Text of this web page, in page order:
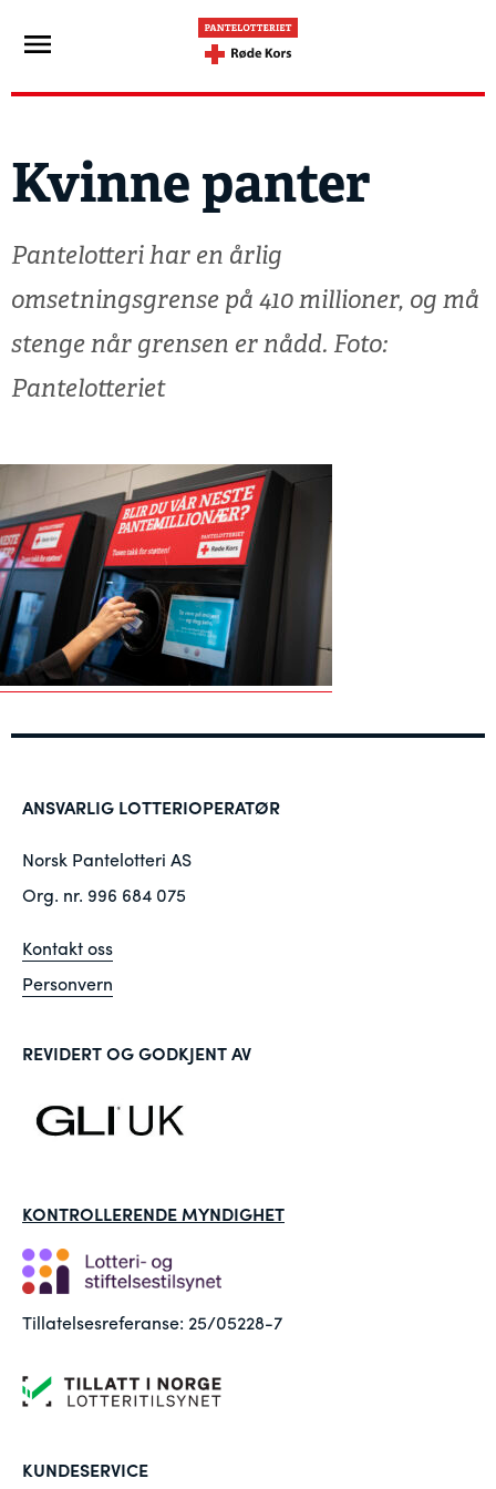
Kvinne panter
Pantelotteri har en årlig
omsetningsgrense på 410 millioner, og må
stenge når grensen er nådd. Foto:
Pantelotteriet
ANSVARLIG LOTTERIOPERATØR
Norsk Pantelotteri AS
Org. nr. 996 684 075
Kontakt oss
Personvern
REVIDERT OG GODKJENT AV
KONTROLLERENDE MYNDIGHET
Tillatelsesreferanse: 25/05228-7
KUNDESERVICE